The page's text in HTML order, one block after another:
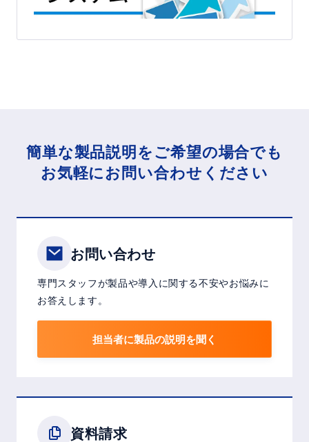
簡単な製品説明をご希望の場合でも
お気軽にお問い合わせください
お問い合わせ
専門スタッフが製品や導入に関する不安やお悩みに
お答えします。
担当者に製品の説明を聞く
資料請求